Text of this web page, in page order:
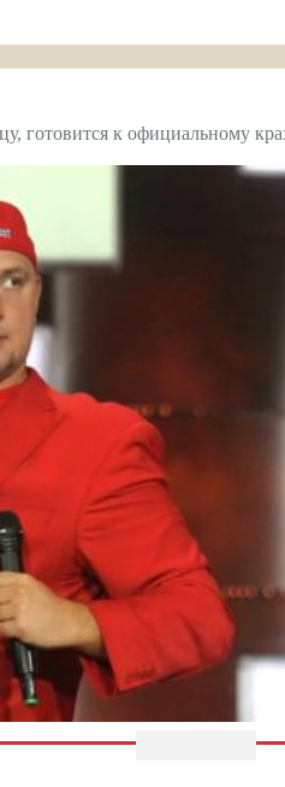
готовится к официальному